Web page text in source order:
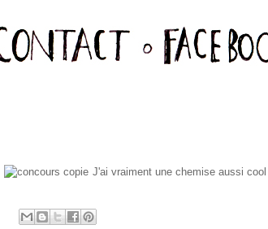
J'ai vraiment une chemise aussi